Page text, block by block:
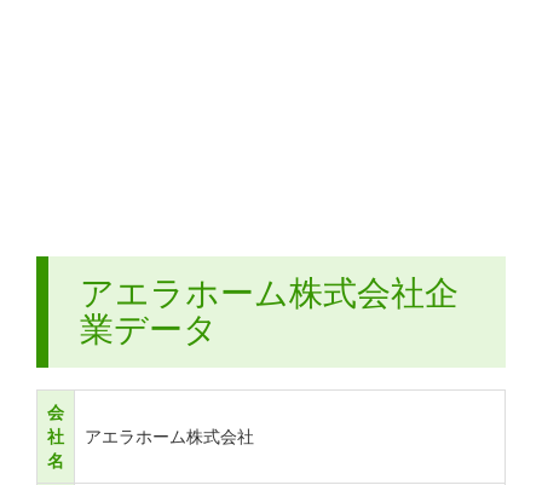
アエラホーム株式会社企
業データ
会
社
名
アエラホーム株式会社